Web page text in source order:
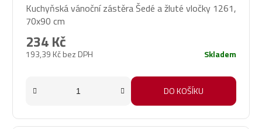
Kuchyňská vánoční zástěra Šedé a žluté vločky 1261,
70x90 cm
193,39 Kč bez DPH
234 Kč
Skladem
DO KOŠÍKU